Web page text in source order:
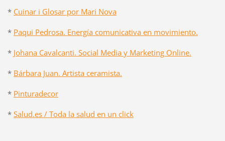
* Cuinar i Glosar por Mari Nova
* Paqui Pedrosa. Energía comunicativa en movimiento.
* Johana Cavalcanti. Social Media y Marketing Online.
* Bárbara Juan. Artista ceramista.
* Pinturadecor
* Salud.es / Toda la salud en un click